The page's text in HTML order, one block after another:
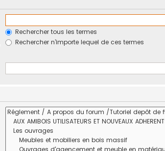
Rechercher tous les termes
Rechercher n’importe lequel de ces termes